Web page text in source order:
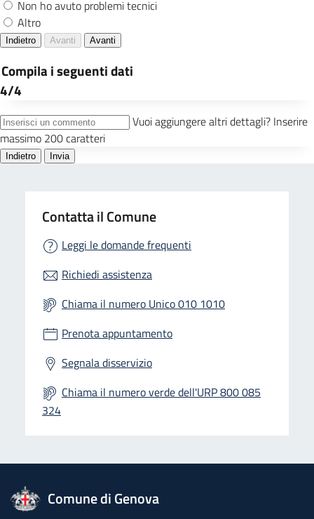
Contatta il Comune
Leggi le domande frequenti
Richiedi assistenza
Chiama il numero Unico 010 1010
Prenota appuntamento
Segnala disservizio
Chiama il numero verde dell'URP 800 085
324
logo Unione Europea
Comune di Genova